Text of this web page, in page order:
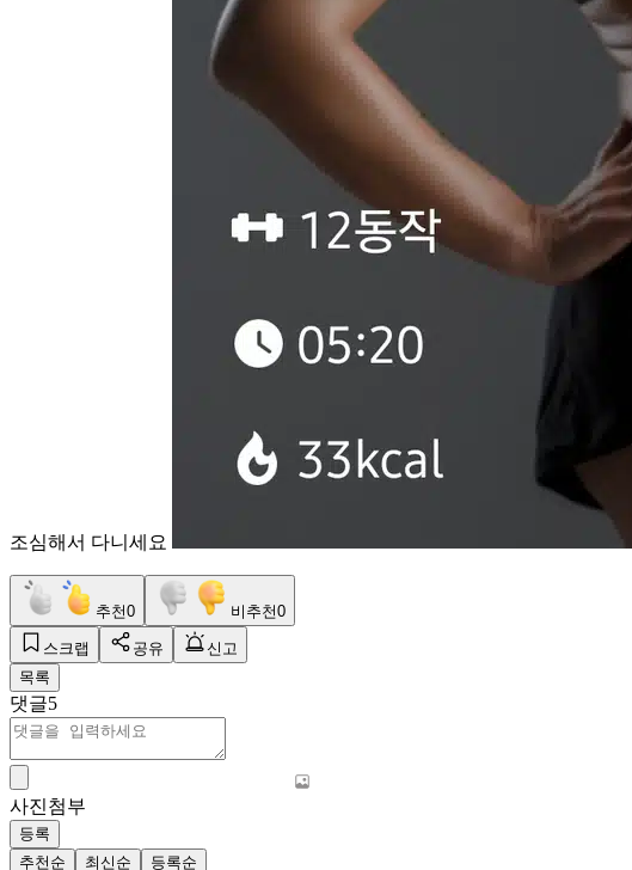
조심해서 다니세요
추천0 비추천0
스크랩 공유
신고
목록
댓글5
사진첨부
등록
추천순
최신순 등록순